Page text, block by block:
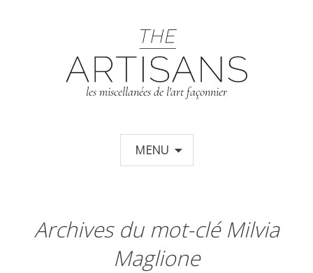
les miscellanées de l'art façonnier
MENU
Archives du mot-clé Milvia
Maglione